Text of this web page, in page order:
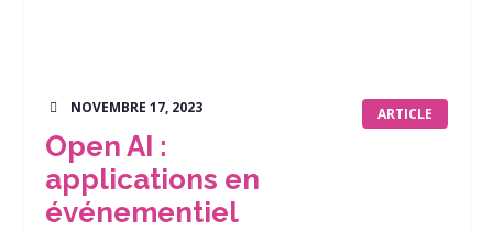
ARTICLE
NOVEMBRE 17, 2023
Open AI :
applications en
événementiel